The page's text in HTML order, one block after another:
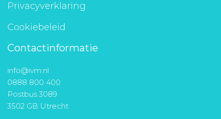
Privacyverklaring
Cookiebeleid
Contactinformatie
info@ivm.nl
0888 800 400
Postbus 3089
3502 GB Utrecht